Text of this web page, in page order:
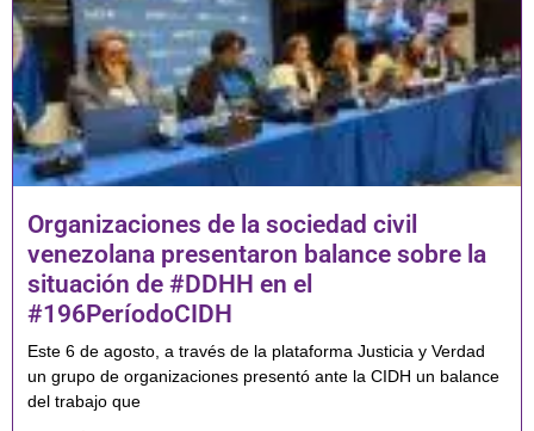
Organizaciones de la sociedad civil
venezolana presentaron balance sobre la
situación de #DDHH en el
#196PeríodoCIDH
Este 6 de agosto, a través de la plataforma Justicia y Verdad
un grupo de organizaciones presentó ante la CIDH un balance
del trabajo que